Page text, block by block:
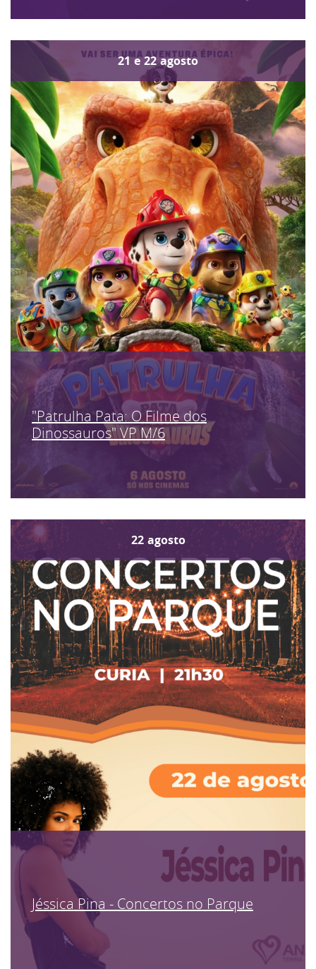
21 e 22 agosto
"Patrulha Pata: O Filme dos
Dinossauros" VP M/6
22 agosto
Jéssica Pina - Concertos no Parque